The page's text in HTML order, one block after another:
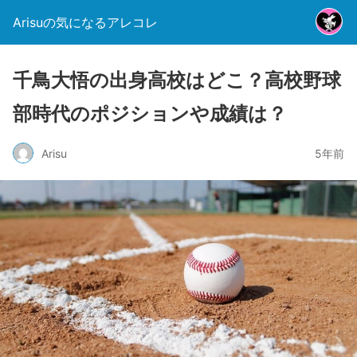
Arisuの気になるアレコレ
千鳥大悟の出身高校はどこ？高校野球
部時代のポジションや成績は？
Arisu 5年前